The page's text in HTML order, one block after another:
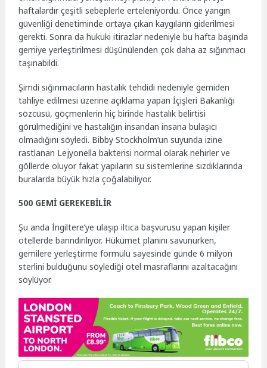
haftalardır çeşitli sebeplerle erteleniyordu. Önce yangın
güvenliği denetiminde ortaya çıkan kaygıların giderilmesi
gerekti. Sonra da hukuki itirazlar nedeniyle bu hafta başında
gemiye yerleştirilmesi düşünülenden çok daha az sığınmacı
taşınabildi.
Şimdi sığınmacıların hastalık tehdidi nedeniyle gemiden
tahliye edilmesi üzerine açıklama yapan İçişleri Bakanlığı
sözcüsü, göçmenlerin hiç birinde hastalık belirtisi
görülmediğini ve hastalığın insandan insana bulaşıcı
olmadığını söyledi. Bibby Stockholm’un suyunda izine
rastlanan Lejyonella bakterisi normal olarak nehirler ve
göllerde oluyor fakat yapıların su sistemlerine sızdıklarında
buralarda büyük hızla çoğalabiliyor.
500 GEMİ GEREKEBİLİR
Şu anda İngiltere’ye ulaşıp iltica başvurusu yapan kişiler
otellerde barındırılıyor. Hükümet planını savunurken,
gemilere yerleştirme formülü sayesinde günde 6 milyon
sterlini bulduğunu söylediği otel masraflarını azaltacağını
söylüyor.